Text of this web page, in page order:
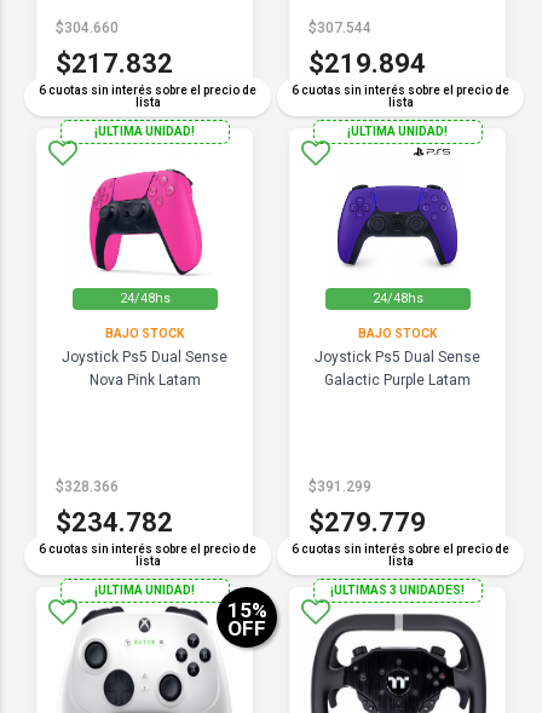
6 cuotas sin interés sobre el precio de
lista
$304.660
$217.832
6 cuotas sin interés sobre el precio de
lista
$307.544
$219.894
24/48hs
¡ULTIMA UNIDAD!
BAJO STOCK
Joystick Ps5 Dual Sense
Nova Pink Latam
6 cuotas sin interés sobre el precio de
lista
$328.366
$234.782
24/48hs
¡ULTIMA UNIDAD!
BAJO STOCK
Joystick Ps5 Dual Sense
Galactic Purple Latam
6 cuotas sin interés sobre el precio de
lista
$391.299
$279.779
¡ULTIMA UNIDAD!
15%
OFF
¡ULTIMAS 3 UNIDADES!